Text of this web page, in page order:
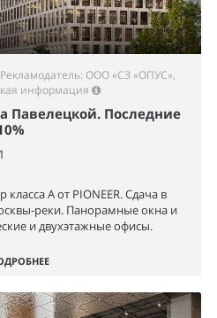
Рекламодатель: ООО «СЗ «ОПУС»,
информация
Павелецкой. Последние
А от PIONEER. Сдача в
реки. Панорамные окна и
и двухэтажные офисы.